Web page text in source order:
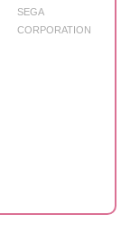
SEGA
CORPORATION